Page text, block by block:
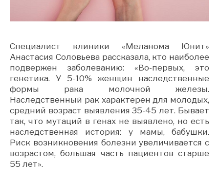
Специалист клиники «Меланома Юнит»
Анастасия Соловьева рассказала, кто наиболее
подвержен заболеванию: «Во-первых, это
генетика. У 5-10% женщин наследственные
формы рака молочной железы.
Наследственный рак характерен для молодых,
средний возраст выявления 35-45 лет. Бывает
так, что мутаций в генах не выявлено, но есть
наследственная история: у мамы, бабушки.
Риск возникновения болезни увеличивается с
возрастом, большая часть пациентов старше
55 лет».